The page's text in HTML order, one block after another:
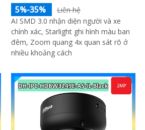
5%-35%
Liên hệ
AI SMD 3.0 nhận diện người và xe
chính xác, Starlight ghi hình màu ban
đêm, Zoom quang 4x quan sát rõ ở
nhiều khoảng cách